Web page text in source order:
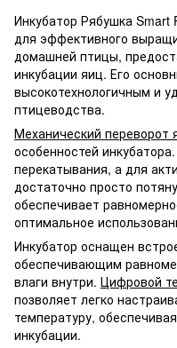
Инкубатор Рябушка
для эффективного
домашней птицы,
инкубации яиц. Его
высокотехнологичным и
птицеводства.
Механический переворот
особенностей
перекатывания, а для
достаточно просто
обеспечивает
оптимальное
Инкубатор оснащен
обеспечивающим
влаги внутри. Цифровой
позволяет легко
температуру,
инкубации.